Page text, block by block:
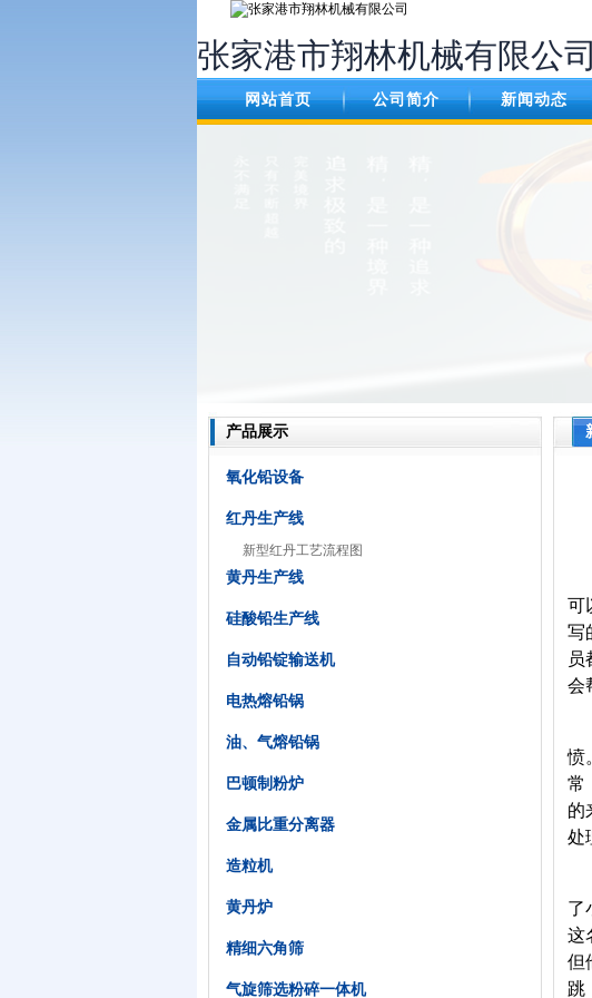
张家港市翔林机械有限公司
网站首页 公司简介 新闻动态
可
写
员
会
愤
常
的
处
了
这
但
跳
产品展示
氧化铅设备
红丹生产线
新型红丹工艺流程图
黄丹生产线
硅酸铅生产线
自动铅锭输送机
电热熔铅锅
油、气熔铅锅
巴顿制粉炉
金属比重分离器
造粒机
黄丹炉
精细六角筛
气旋筛选粉碎一体机